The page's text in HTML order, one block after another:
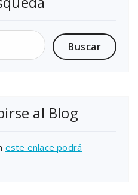
al Blog
este enlace podrá